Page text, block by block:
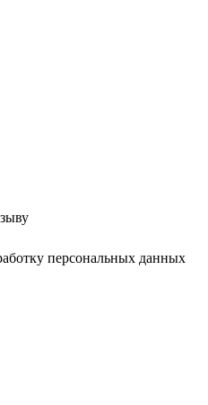
персональных данных